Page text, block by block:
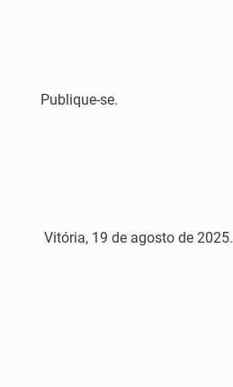
Publique-se.
Vitória, 19 de agosto de 2025.